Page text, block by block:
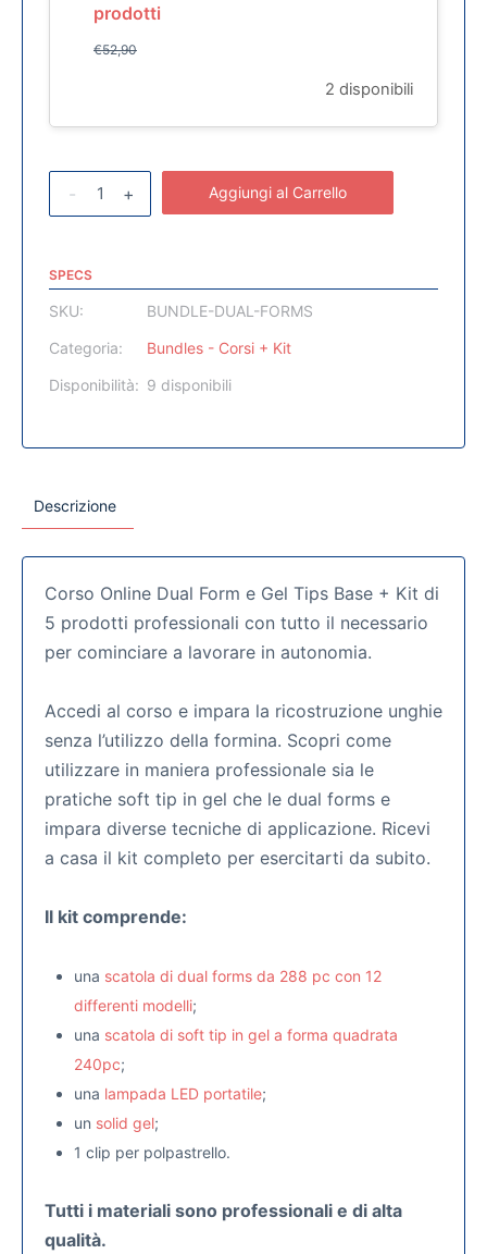
prodotti
€52,90
2 disponibili
- + Aggiungi al Carrello
SPECS
SKU:
BUNDLE-DUAL-FORMS
Categoria:
Bundles - Corsi + Kit
Disponibilità: 9 disponibili
Descrizione
Corso Online Dual Form e Gel Tips Base + Kit di
5 prodotti professionali con tutto il necessario
per cominciare a lavorare in autonomia.
Accedi al corso e impara la ricostruzione unghie
senza l’utilizzo della formina. Scopri come
utilizzare in maniera professionale sia le
pratiche soft tip in gel che le dual forms e
impara diverse tecniche di applicazione. Ricevi
a casa il kit completo per esercitarti da subito.
Il kit comprende:
una scatola di dual forms da 288 pc con 12
differenti modelli;
una scatola di soft tip in gel a forma quadrata
240pc;
una lampada LED portatile;
un solid gel;
1 clip per polpastrello.
Tutti i materiali sono professionali e di alta
qualità.